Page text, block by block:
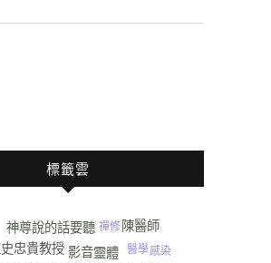
標籤雲
靈體
忠貴教授
神尊說的話要聽
影音
陳醫師
醫學
禪修
感染